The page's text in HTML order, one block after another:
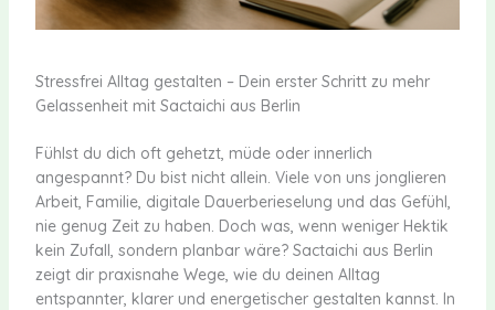
Stressfrei Alltag gestalten – Dein erster Schritt zu mehr
Gelassenheit mit Sactaichi aus Berlin
Fühlst du dich oft gehetzt, müde oder innerlich
angespannt? Du bist nicht allein. Viele von uns jonglieren
Arbeit, Familie, digitale Dauerberieselung und das Gefühl,
nie genug Zeit zu haben. Doch was, wenn weniger Hektik
kein Zufall, sondern planbar wäre? Sactaichi aus Berlin
zeigt dir praxisnahe Wege, wie du deinen Alltag
entspannter, klarer und energetischer gestalten kannst. In